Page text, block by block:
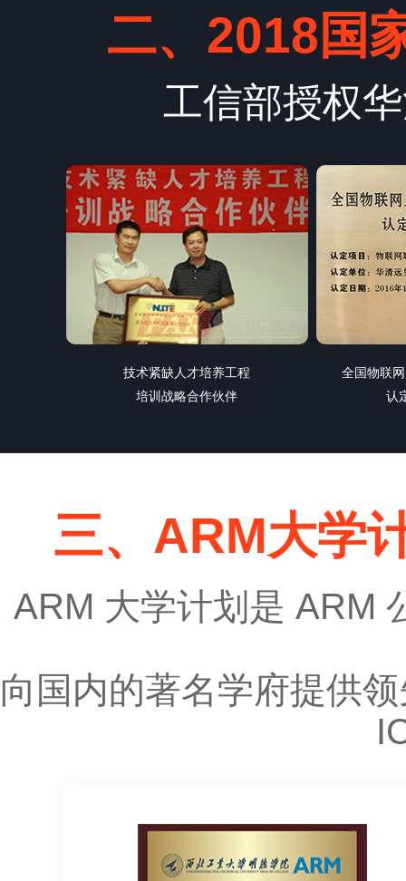
二、2018国
工信部授权
技术紧缺人才培养工程
培训战略合作伙伴
全国物联
认
三、ARM大学
ARM 大学计划是 ARM
向国内的著名学府提供